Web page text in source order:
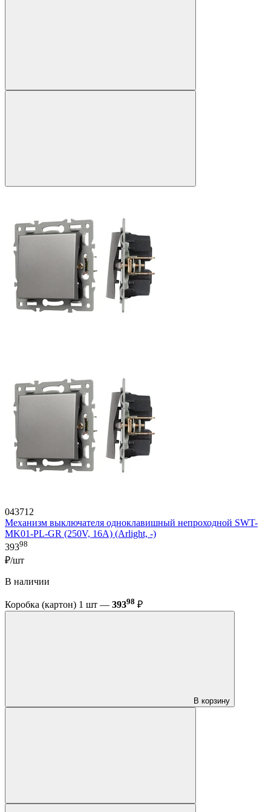
043712
Механизм выключателя одноклавишный непроходной SWT-
MK01-PL-GR (250V, 16A) (Arlight, -)
39398
₽/шт
В наличии
Коробка (картон) 1 шт — 39398 ₽
В корзину